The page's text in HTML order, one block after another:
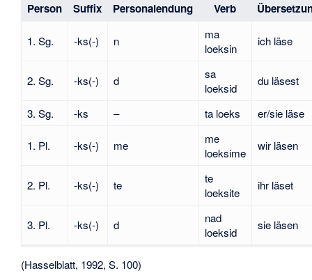
Person Suffix Personalendung Verb
1. Sg. -ks(-) n
ma
loeksin
ich läse
2. Sg. -ks(-) d
sa
loeksid
du läsest
3. Sg. -ks – ta loeks er/sie läse
1. Pl. -ks(-) me
me
loeksime
wir läsen
2. Pl. -ks(-) te
te
loeksite
ihr läset
3. Pl. -ks(-) d
nad
loeksid
sie läsen
(Hasselblatt, 1992, S. 100)